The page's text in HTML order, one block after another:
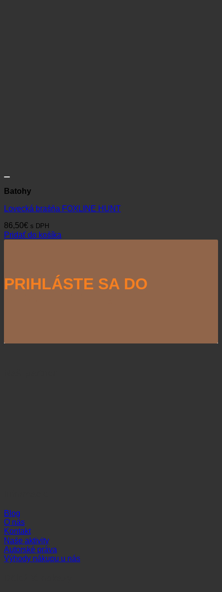
Batohy
Lovecká brašňa FOXLINE HUNT
86,50€ s DPH
Pridať do košíka
PRIHLÁSTE SA DO
Blog
O nás
Kontakt
Naše aktivity
Autorské práva
Výhody nákupu u nás